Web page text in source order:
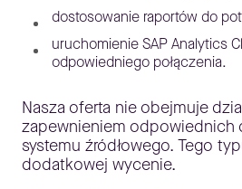
dostosowanie raportów do
uruchomienie SAP Analytics
odpowiedniego połączenia.
Nasza oferta nie obejmuje
zapewnieniem odpowiednich
systemu źródłowego. Tego
dodatkowej wycenie.